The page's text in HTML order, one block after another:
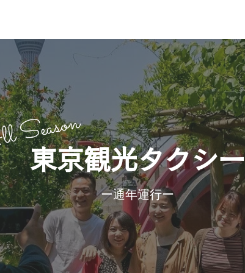
東京観光タクシー
​ー通年運行ー